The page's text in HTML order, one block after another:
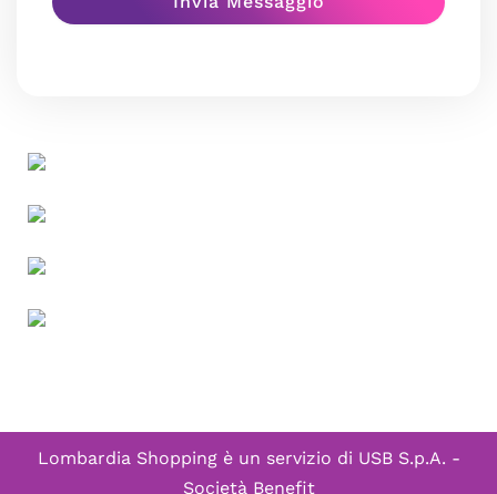
Lombardia Shopping è un servizio di USB S.p.A. -
Società Benefit